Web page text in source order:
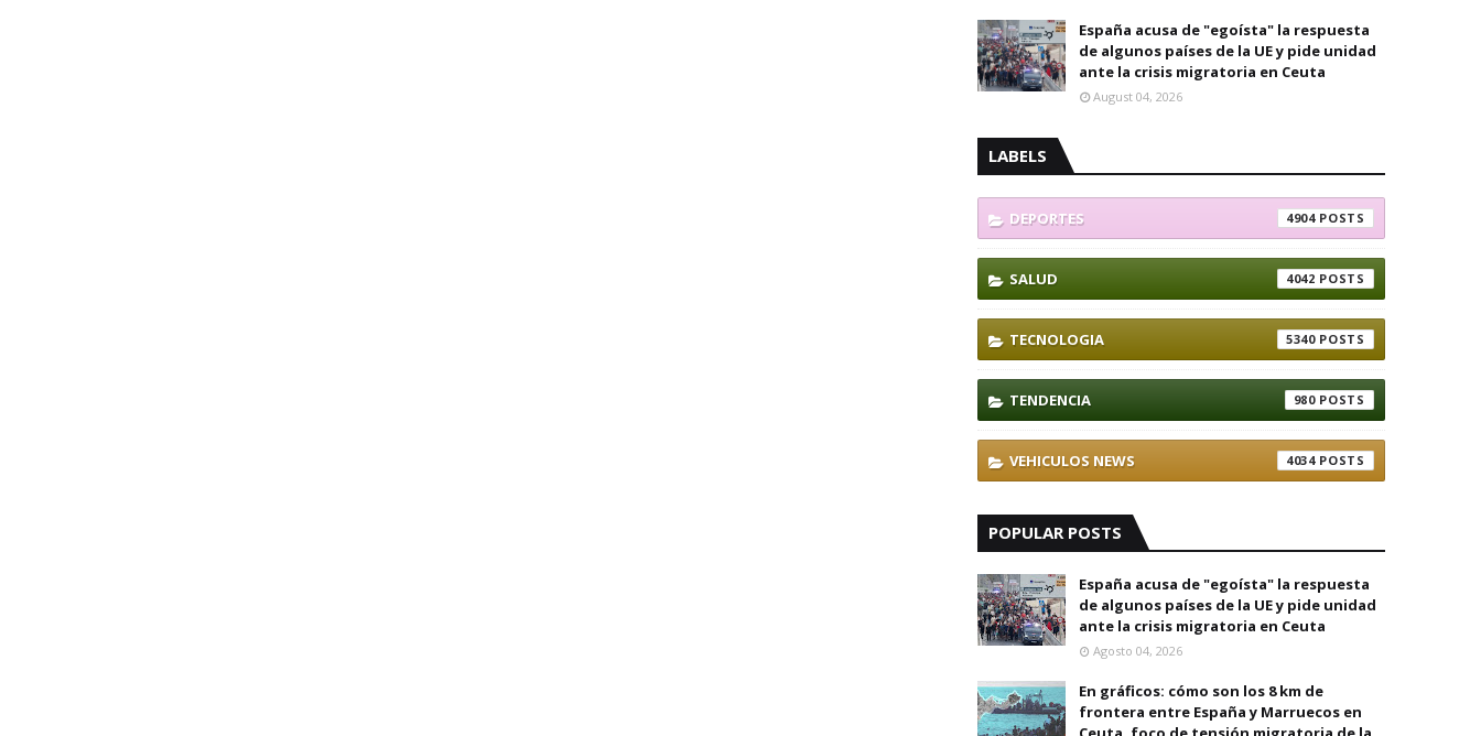
España acusa de "egoísta" la respuesta
de algunos países de la UE y pide unidad
ante la crisis migratoria en Ceuta
August 04, 2026
LABELS
DEPORTES 4904
SALUD 4042
TECNOLOGIA 5340
TENDENCIA 980
VEHICULOS NEWS 4034
POPULAR POSTS
España acusa de "egoísta" la respuesta
de algunos países de la UE y pide unidad
ante la crisis migratoria en Ceuta
Agosto 04, 2026
En gráficos: cómo son los 8 km de
frontera entre España y Marruecos en